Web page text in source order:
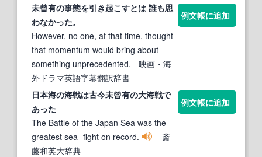
未曾有の事態を引き起こすとは 誰も思
わなかった。
However, no one, at that time, thought
that momentum would bring about
something unprecedented. - 映画・海
外ドラマ英語字幕翻訳辞書
例文帳に追加
日本海の海戦は古今未曾有の大海戦で
あった
The Battle of the Japan Sea was the
greatest sea -fight on record.
- 斎
藤和英大辞典
例文帳に追加